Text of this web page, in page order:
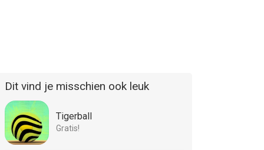
Dit vind je misschien ook leuk
Tigerball
Gratis!